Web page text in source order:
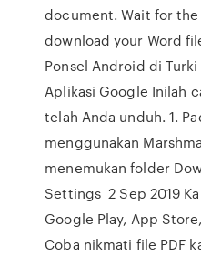
document. Wait for
download your Word
Ponsel Android di Turki
Aplikasi Google Inilah
telah Anda unduh. 1.
menggunakan
menemukan folder
Settings 2 Sep 2019
Google Play, App
Coba nikmati file PDF